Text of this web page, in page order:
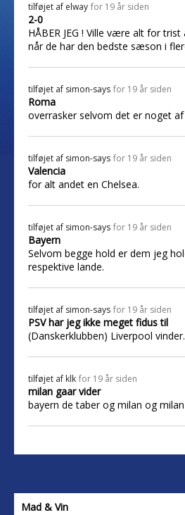
tilføjet af elway for 19 år siden
2-0
HÅBER JEG ! Ville være alt for
når de har den bedste sæson i
tilføjet af simon-says for 19 år siden
Roma
overrasker selvom det er noget
tilføjet af simon-says for 19 år siden
Valencia
for alt andet en Chelsea.
tilføjet af simon-says for 19 år siden
Bayern
Selvom begge hold er dem jeg
respektive lande.
tilføjet af simon-says for 19 år siden
PSV har jeg ikke meget fidus til
(Danskerklubben) Liverpool vinder.
tilføjet af klk for 19 år siden
milan gaar vider
bayern de taber og milan og
Mad & Vin